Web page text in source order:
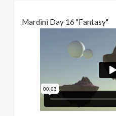
Mardini Day 16 "Fantasy"